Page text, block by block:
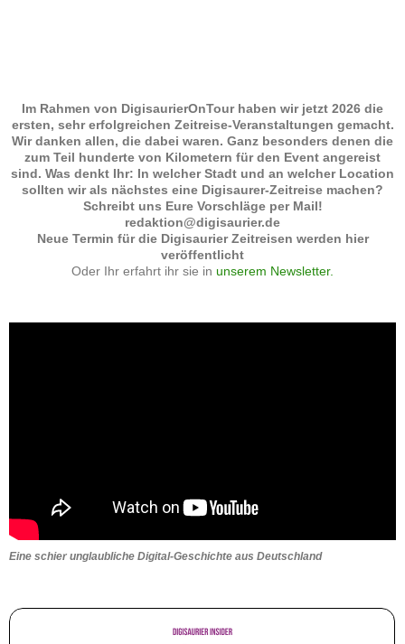
Im Rahmen von DigisaurierOnTour haben wir jetzt 2026 die
ersten, sehr erfolgreichen Zeitreise-Veranstaltungen gemacht.
Wir danken allen, die dabei waren. Ganz besonders denen die
zum Teil hunderte von Kilometern für den Event angereist
sind. Was denkt Ihr: In welcher Stadt und an welcher Location
sollten wir als nächstes eine Digisaurer-Zeitreise machen?
Schreibt uns Eure Vorschläge per Mail!
redaktion@digisaurier.de
Neue Termin für die Digisaurier Zeitreisen werden hier
veröffentlicht
Oder Ihr erfahrt ihr sie in unserem Newsletter.
Eine schier unglaubliche Digital-Geschichte aus Deutschland